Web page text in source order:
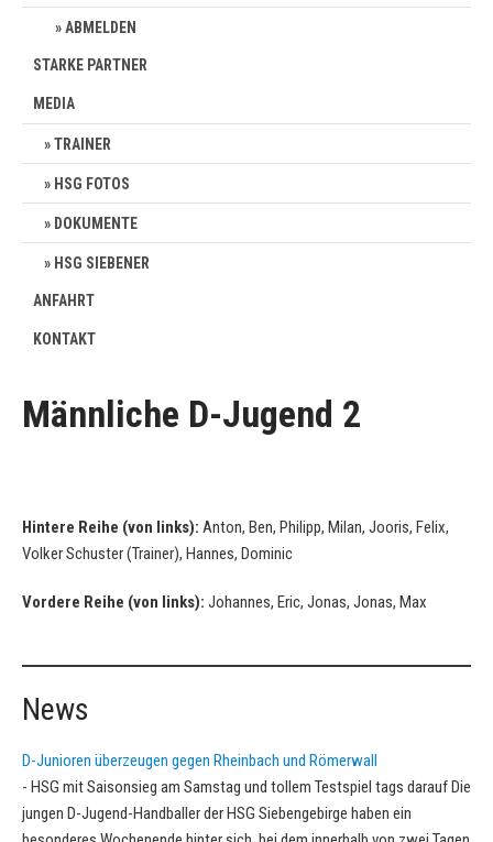
ABMELDEN
STARKE PARTNER
MEDIA
TRAINER
HSG FOTOS
DOKUMENTE
HSG SIEBENER
ANFAHRT
KONTAKT
Männliche D-Jugend 2
Hintere Reihe (von links): Anton, Ben, Philipp, Milan, Jooris, Felix,
Volker Schuster (Trainer), Hannes, Dominic
Vordere Reihe (von links): Johannes, Eric, Jonas, Jonas, Max
News
D-Junioren überzeugen gegen Rheinbach und Römerwall
- HSG mit Saisonsieg am Samstag und tollem Testspiel tags darauf Die
jungen D-Jugend-Handballer der HSG Siebengebirge haben ein